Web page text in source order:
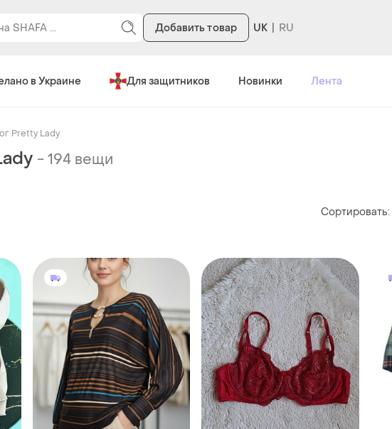
Добавить товар UK
в Украине Для защитников Новинки Лента
Pretty Lady
-194 вещи
Сортировать: